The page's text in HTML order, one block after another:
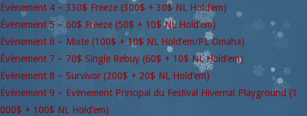
Évènement 4 – 330$ Freeze (300$ + 30$ NL Hold’em)
Évènement 5 – 60$ Freeze (50$ + 10$ NL Hold’em)
Évènement 6 – Mixte (100$ + 10$ NL Hold’em/PL Omaha)
Évènement 7 – 70$ Single Rebuy (60$ + 10$ NL Hold’em)
Évènement 8 – Survivor (200$ + 20$ NL Hold’em)
Évènement 9 – Évènement Principal du Festival Hivernal Playground (1
000$ + 100$ NL Hold’em)